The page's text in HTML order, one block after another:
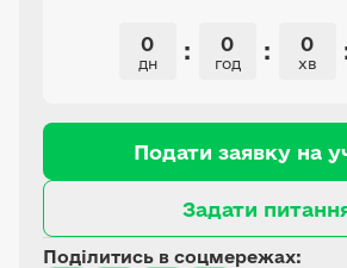
0
дн : 0
год : 0
хв
Подати заявку на
Задати
Поділитись в соцмережах: